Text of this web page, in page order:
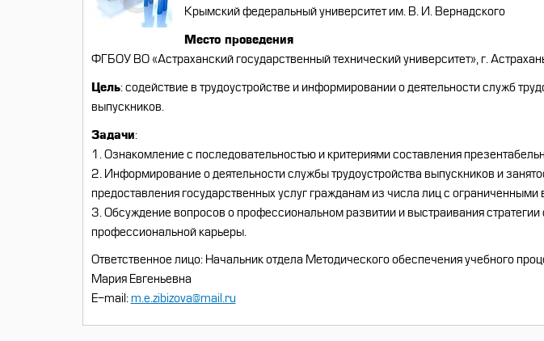
Крымский федеральный университет им. В. И. Вернадского
Место проведения
ФГБОУ ВО «Астраханский государственный технический университет», г.
Цель: содействие в трудоустройстве и информировании о деятельности служб
выпускников.
Задачи:
1. Ознакомление с последовательностью и критериями составления
2. Информирование о деятельности службы трудоустройства выпускников и
предоставления государственных услуг гражданам из числа лиц с
3. Обсуждение вопросов о профессиональном развитии и выстраивания стратегии
профессиональной карьеры.
Ответственное лицо: Начальник отдела Методического обеспечения учебного
Мария Евгеньевна
Е-mail:m.e.zibizova@mail.ru